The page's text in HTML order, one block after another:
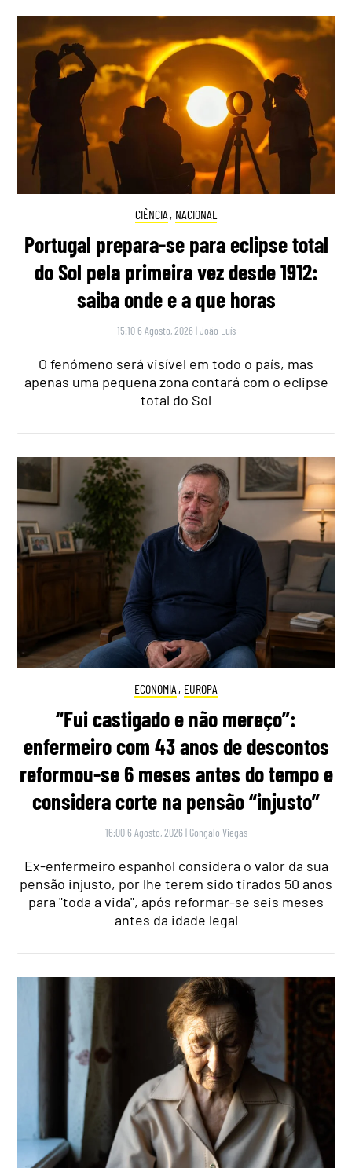
CIÊNCIA , NACIONAL
Portugal prepara-se para eclipse total
do Sol pela primeira vez desde 1912:
saiba onde e a que horas
15:10 6 Agosto, 2026 |João Luís
O fenómeno será visível em todo o país, mas
apenas uma pequena zona contará com o eclipse
total do Sol
ECONOMIA , EUROPA
“Fui castigado e não mereço”:
enfermeiro com 43 anos de descontos
reformou-se 6 meses antes do tempo e
considera corte na pensão “injusto”
16:00 6 Agosto, 2026 | Gonçalo Viegas
Ex-enfermeiro espanhol considera o valor da sua
pensão injusto, por lhe terem sido tirados 50 anos
para "toda a vida", após reformar-se seis meses
antes da idade legal